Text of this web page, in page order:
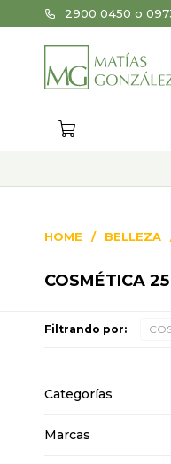
2900 0450 o
HOME BELLEZA
COSMÉTICA
Filtrando por:
Categorías
Marcas